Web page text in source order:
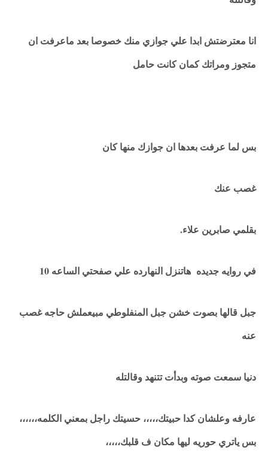
انا معترضتش ابدا علي جوازي منك خصوصا بعد ماعرفت ان
متجوز ومراتك كمان كانت حامل
بس لما عرفت بعدها ان جوازك منها كان
غصب عنك
بقلمي صابرين علاء.
في روايه جديده هاتنزل النهارده علي صفحتي الساعه 10
جبل قالها بصوت خشن جبل المنفلوطي مبيعملش حاجه غصب
عنه
دنيا سمعت صوته وبدأت تتنهد وقالتله
عارفه وعلشان كدا حبيتك،،،،، حسيتك راجل بمعني الكلمه،،،،،،
بس ياتري حوريه ليها مكان ف قلبك،،،،،